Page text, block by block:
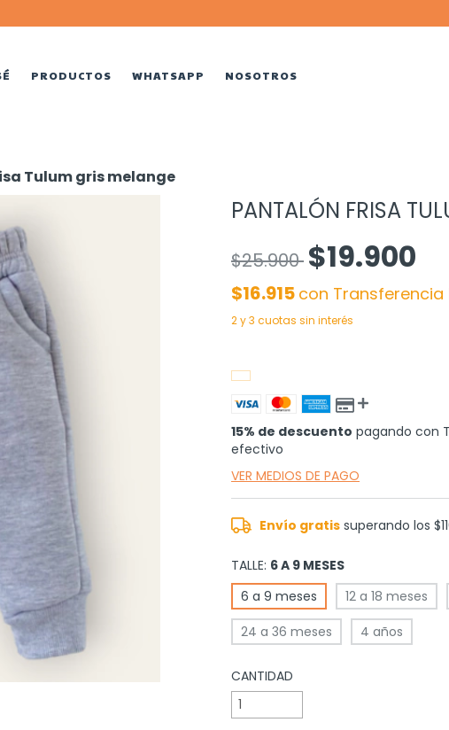
PRODUCTOS WHATSAPP NOSOTROS
Tulum gris melange
PANTALÓN FRISA
$25.900 $19.900
$16.915 con
15% de descuento pagando con
efectivo
VER MEDIOS DE PAGO
Envío gratis superando los
TALLE: 6 A 9 MESES
6 a 9 meses
12 a 18 meses
24 a 36 meses
4 años
CANTIDAD